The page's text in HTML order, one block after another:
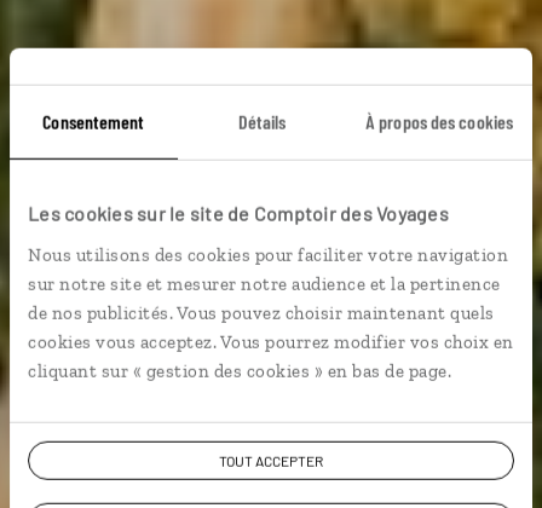
Consentement Détails À propos des cookies
Les cookies sur le site de Comptoir des Voyages
Nous utilisons des cookies pour faciliter votre navigation
sur notre site et mesurer notre audience et la pertinence
de nos publicités. Vous pouvez choisir maintenant quels
cookies vous acceptez. Vous pourrez modifier vos choix en
cliquant sur « gestion des cookies » en bas de page.
TOUT ACCEPTER
Les couleurs de
l'Émilie-Romagne
Circuit autotour en Émilie-Romagne : Bologne,
Ravenne, Parme, Modène…
Voir les 1548 avis sur les voyages en Italie